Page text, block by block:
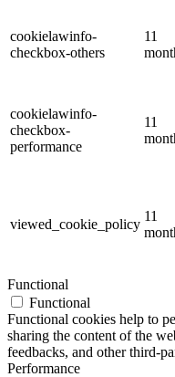
cookielawinfo-
checkbox-others
11
cookielawinfo-
checkbox-
performance
11
viewed_cookie_policy
11
Functional
Functional
Functional cookies help to
sharing the content of the
feedbacks, and other third-
Performance